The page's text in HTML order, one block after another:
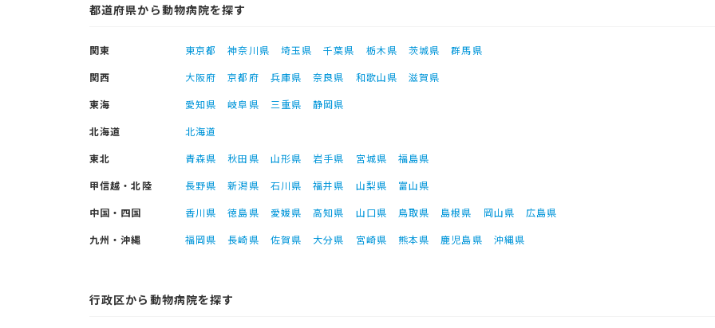
都道府県から動物病院を探す
関東 東京都 神奈川県 埼玉県 千葉県 栃木県 茨城県
群馬県
関西
大阪府 京都府 兵庫県 奈良県 和歌山県
滋賀県
東海
愛知県 岐阜県 三重県
静岡県
北海道
北海道
東北
青森県 秋田県 山形県 岩手県 宮城県
福島県
甲信越・北陸
長野県 新潟県 石川県 福井県 山梨県
富山県
中国・四国
香川県 徳島県 愛媛県 高知県 山口県 鳥取県 島根県 岡山県
広島県
九州・沖縄
福岡県 長崎県 佐賀県 大分県 宮崎県 熊本県 鹿児島県 沖縄県
行政区から動物病院を探す